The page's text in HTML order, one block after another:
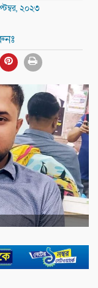
২০২৩